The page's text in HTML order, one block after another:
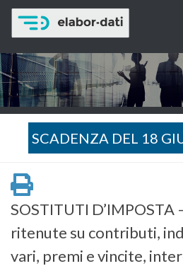
SCADENZA DEL 18
SOSTITUTI
ritenute su contributi,
vari, premi e vincite,